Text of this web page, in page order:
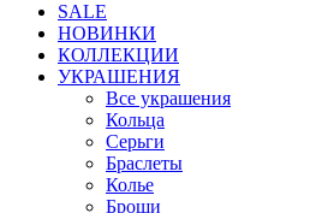
SALE
НОВИНКИ
КОЛЛЕКЦИИ
УКРАШЕНИЯ
Все украшения
Кольца
Серьги
Браслеты
Колье
Броши